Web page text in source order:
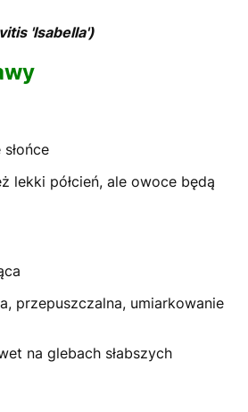
'Isabella')
lekki półcień, ale owoce będą
przepuszczalna, umiarkowanie
na glebach słabszych